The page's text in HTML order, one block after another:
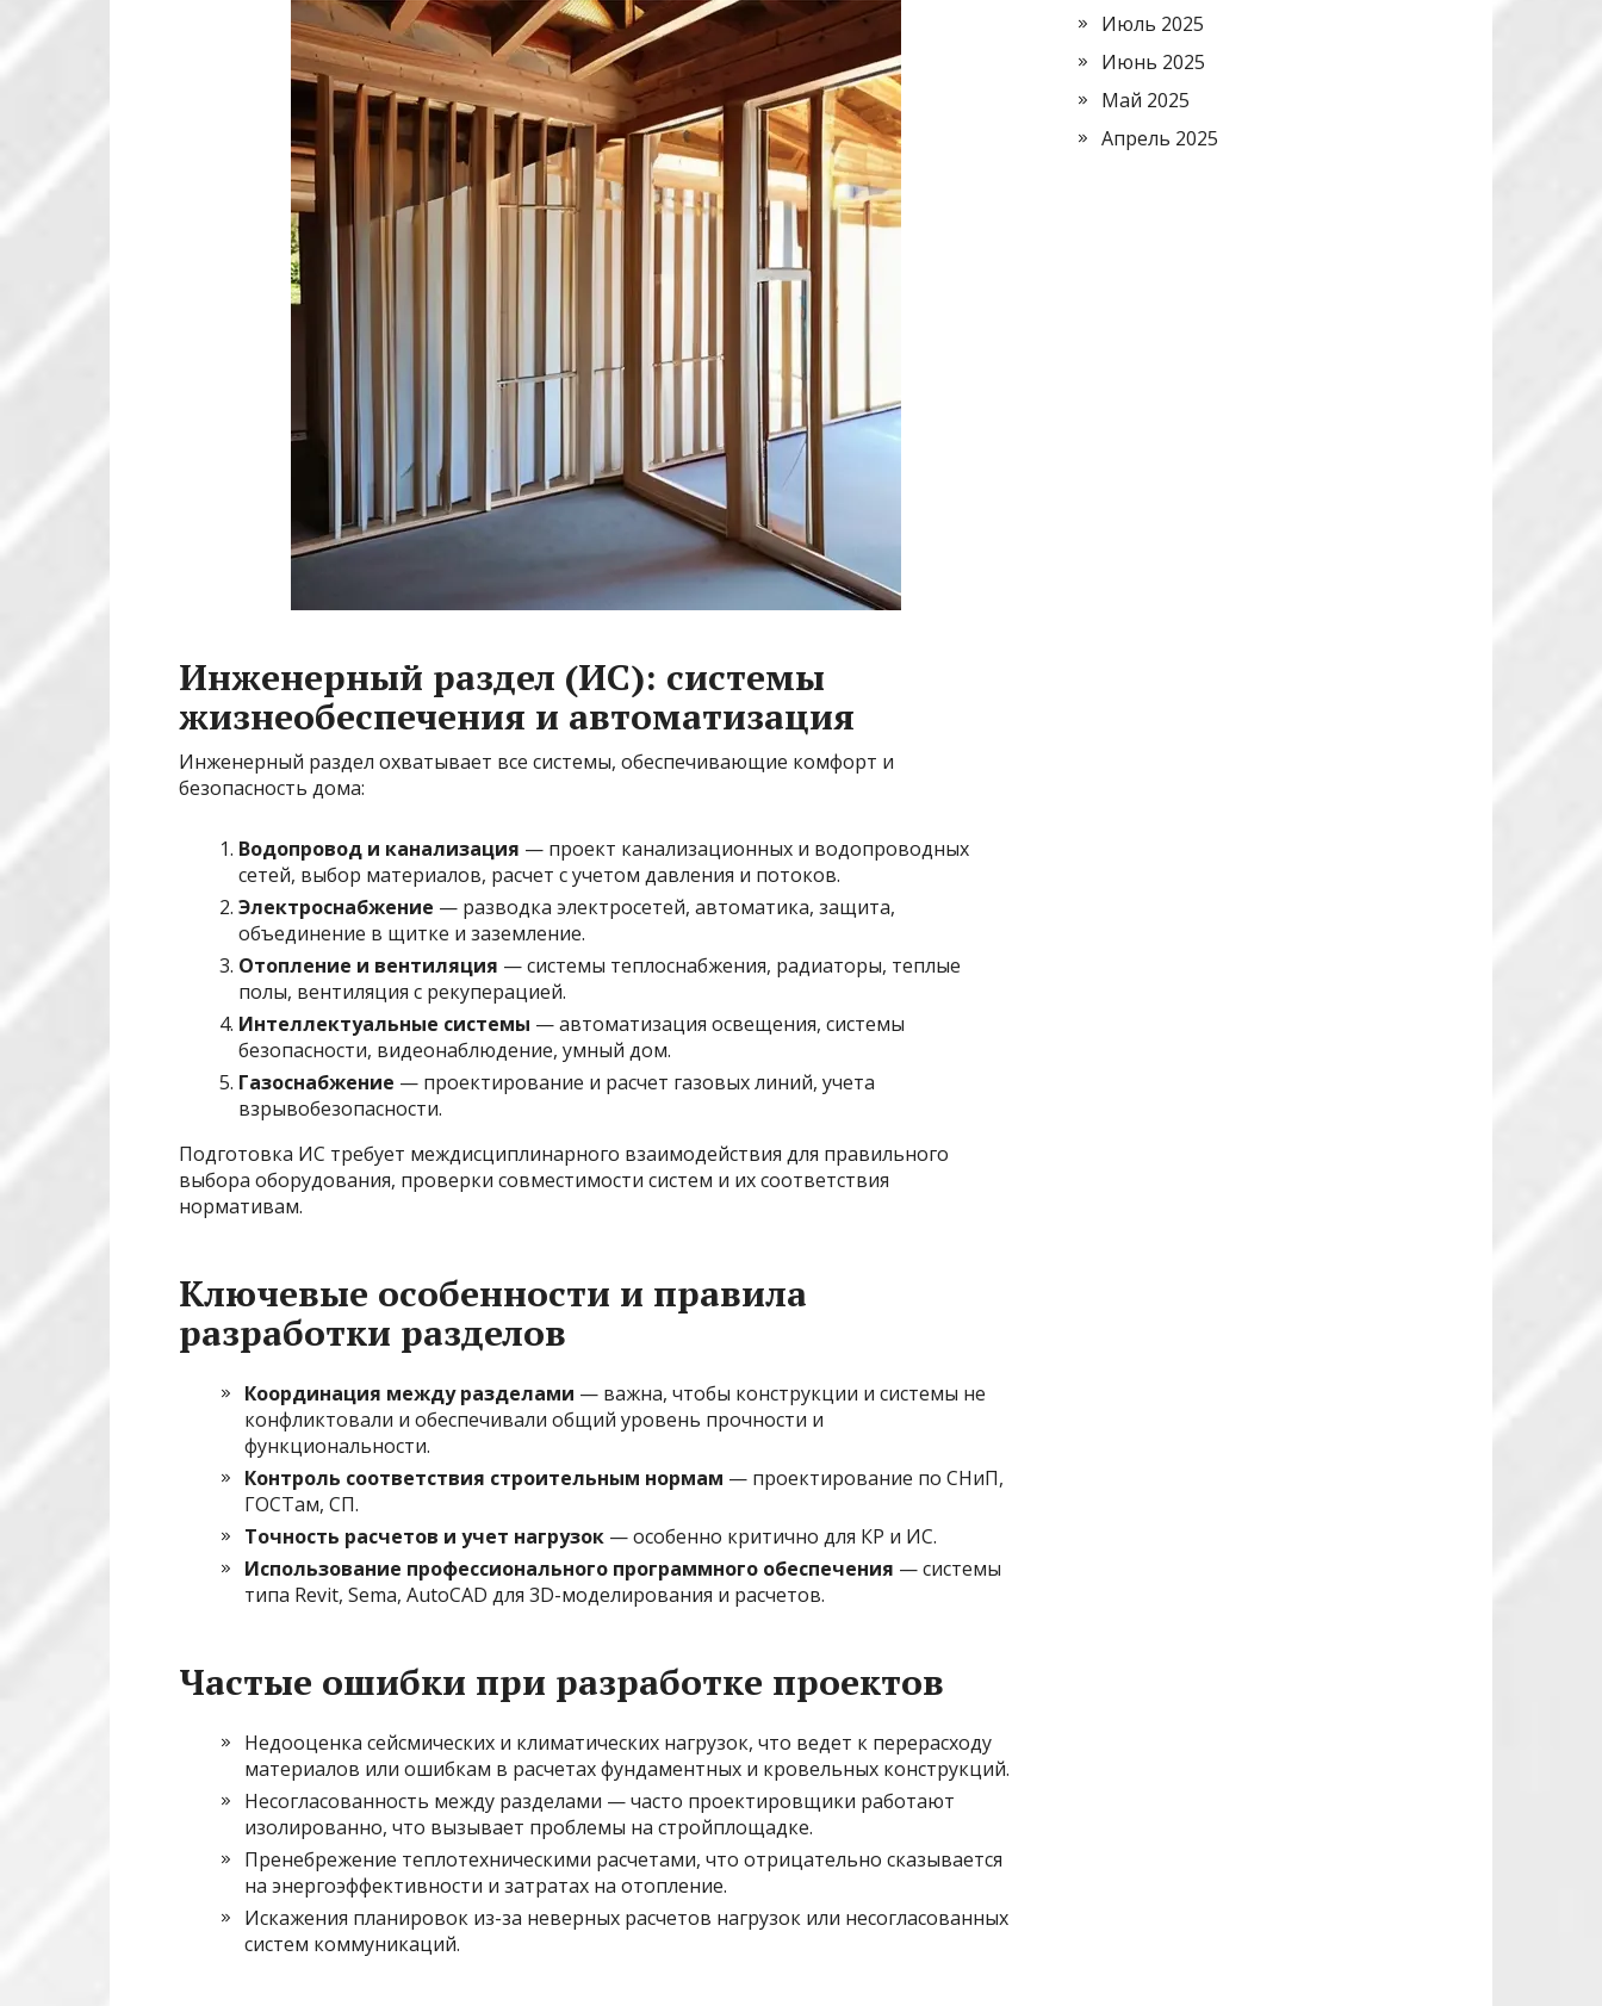
Инженерный раздел (ИС): системы
жизнеобеспечения и автоматизация
Инженерный раздел охватывает все системы, обеспечивающие комфорт и
безопасность дома:
Водопровод и канализация — проект канализационных и водопроводных
сетей, выбор материалов, расчет с учетом давления и потоков.
Электроснабжение — разводка электросетей, автоматика, защита,
объединение в щитке и заземление.
Отопление и вентиляция — системы теплоснабжения, радиаторы, теплые
полы, вентиляция с рекуперацией.
Интеллектуальные системы — автоматизация освещения, системы
безопасности, видеонаблюдение, умный дом.
Газоснабжение — проектирование и расчет газовых линий, учета
взрывобезопасности.
Подготовка ИС требует междисциплинарного взаимодействия для правильного
выбора оборудования, проверки совместимости систем и их соответствия
нормативам.
Ключевые особенности и правила
разработки разделов
Координация между разделами — важна, чтобы конструкции и системы не
конфликтовали и обеспечивали общий уровень прочности и
функциональности.
Контроль соответствия строительным нормам — проектирование по СНиП,
ГОСТам, СП.
Точность расчетов и учет нагрузок — особенно критично для КР и ИС.
Использование профессионального программного обеспечения — системы
типа Revit, Sema, AutoCAD для 3D-моделирования и расчетов.
Частые ошибки при разработке проектов
Недооценка сейсмических и климатических нагрузок, что ведет к перерасходу
материалов или ошибкам в расчетах фундаментных и кровельных конструкций.
Несогласованность между разделами — часто проектировщики работают
изолированно, что вызывает проблемы на стройплощадке.
Пренебрежение теплотехническими расчетами, что отрицательно сказывается
на энергоэффективности и затратах на отопление.
Искажения планировок из-за неверных расчетов нагрузок или несогласованных
систем коммуникаций.
Июль 2025
Июнь 2025
Май 2025
Апрель 2025